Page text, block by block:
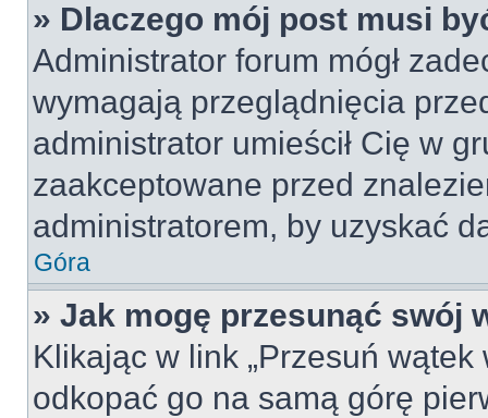
» Dlaczego mój post musi
Administrator forum mógł
wymagają przeglądnięcia
administrator umieścił Cię w
zaakceptowane przed
administratorem, by uzyskać
Góra
» Jak mogę przesunąć swój
Klikając w link „Przesuń
odkopać go na samą górę